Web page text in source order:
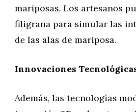
mariposas. Los artesanos
filigrana para simular las
de las alas de mariposa.
Innovaciones
Además, las tecnologías